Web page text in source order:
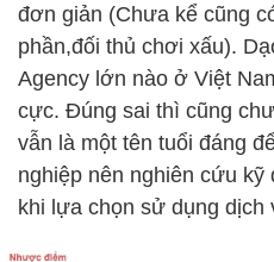
đơn giản (Chưa kể cũng
phần,đối thủ chơi xấu).
Agency lớn nào ở Việt
cực. Đúng sai thì cũng
vẫn là một tên tuổi đáng
nghiệp nên nghiên cứu
khi lựa chọn sử dụng dịch